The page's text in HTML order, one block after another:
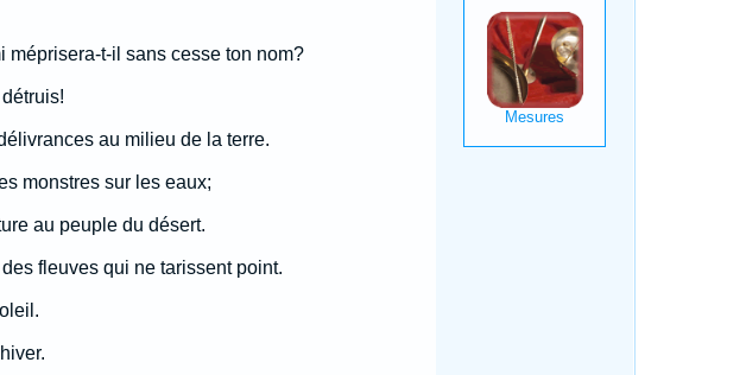
t-il sans cesse ton nom?
au milieu de la terre.
monstres sur les eaux;
au peuple du désert.
fleuves qui ne tarissent point.